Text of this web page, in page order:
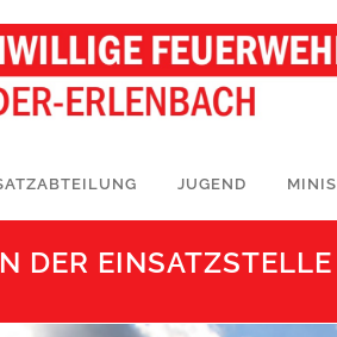
JUGEND MINIS
DER EINSATZSTELLE